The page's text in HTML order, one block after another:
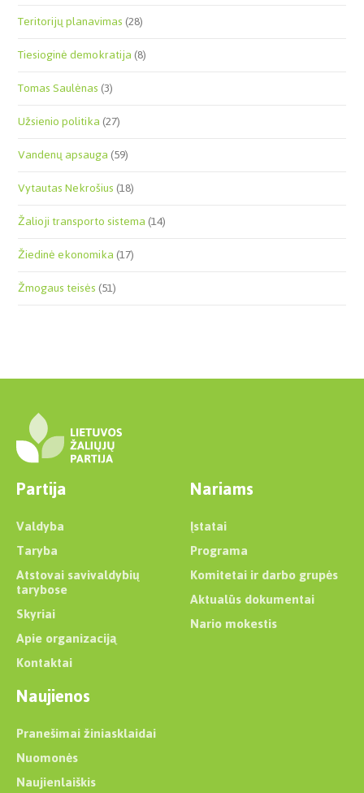
Teritorijų planavimas(28)
Tiesioginė demokratija(8)
Tomas Saulėnas(3)
Užsienio politika(27)
Vandenų apsauga(59)
Vytautas Nekrošius(18)
Žalioji transporto sistema(14)
Žiedinė ekonomika(17)
Žmogaus teisės(51)
Partija
Valdyba
Taryba
Atstovai savivaldybių
tarybose
Skyriai
Apie organizaciją
Kontaktai
Nariams
Įstatai
Programa
Komitetai ir darbo grupės
Aktualūs dokumentai
Nario mokestis
Naujienos
Pranešimai žiniasklaidai
Nuomonės
Naujienlaiškis